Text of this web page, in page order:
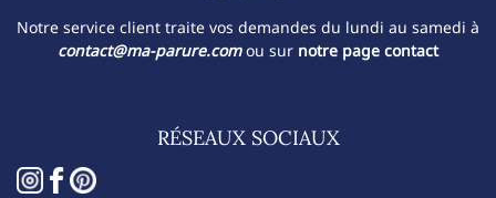
Notre service client traite vos demandes du lundi au samedi à
contact@ma-parure.comou sur notre page contact
RÉSEAUX SOCIAUX